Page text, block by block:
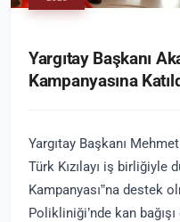
Yargıtay Başkanı
Kampanyasına
Yargıtay Başkanı
Türk Kızılayı iş birliğiyle
Kampanyası”na destek
Polikliniği’nde kan